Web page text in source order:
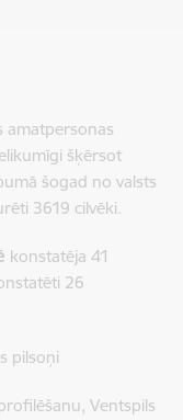
amatpersonas
šķērsot
šogad no valsts
3619 cilvēki.
konstatēja 41
26
pilsoņi
Ventspils